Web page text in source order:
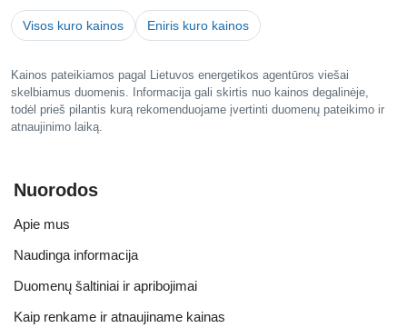
Visos kuro kainos Eniris kuro kainos
Kainos pateikiamos pagal Lietuvos energetikos agentūros viešai
skelbiamus duomenis. Informacija gali skirtis nuo kainos degalinėje,
todėl prieš pilantis kurą rekomenduojame įvertinti duomenų pateikimo ir
atnaujinimo laiką.
Nuorodos
Apie mus
Naudinga informacija
Duomenų šaltiniai ir apribojimai
Kaip renkame ir atnaujiname kainas